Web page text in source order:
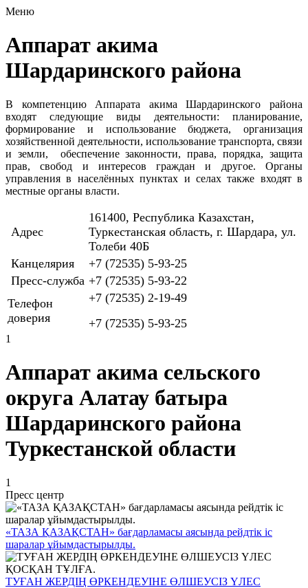
Меню
Аппарат акима
Шардаринского района
В компетенцию Аппарата акима Шардаринского района
входят следующие виды деятельности: планирование,
формирование и использование бюджета, организация
хозяйственной деятельности, использование транспорта, связи
и земли, обеспечение законности, права, порядка, защита
прав, свобод и интересов граждан и другое. Органы
управления в населённых пунктах и селах также входят в
местные органы власти.
Адрес
161400, Республика Казахстан,
Туркестанская область, г. Шардара, ул.
Толеби 40Б
Канцелярия
+7 (72535) 5-93-25
Пресс-служба +7 (72535) 5-93-22
Телефон
доверия
+7 (72535) 2-19-49
+7 (72535) 5-93-25
1
Аппарат акима сельского
округа Алатау батыра
Шардаринского района
Туркестанской области
1
Пресс центр
«ТАЗА ҚАЗАҚСТАН» бағдарламасы аясында рейдтік іс
шаралар ұйымдастырылды.
ТУҒАН ЖЕРДІҢ ӨРКЕНДЕУІНЕ ӨЛШЕУСІЗ ҮЛЕС